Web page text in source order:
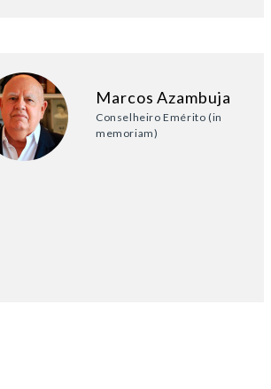
Marcos Azambuja
Conselheiro Emérito (in
memoriam)